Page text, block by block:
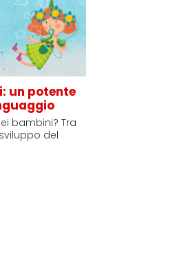
un potente
bambini? Tra
del